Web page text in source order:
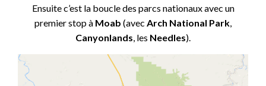
Ensuite c’est la boucle des parcs nationaux avec un
premier stop à Moab (avec Arch National Park,
Canyonlands, les Needles).